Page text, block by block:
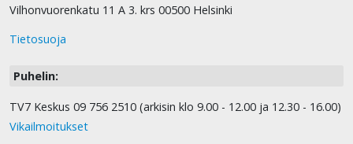
Vilhonvuorenkatu 11 A 3. krs 00500 Helsinki
Tietosuoja
Puhelin:
TV7 Keskus 09 756 2510 (arkisin klo 9.00 - 12.00 ja 12.30 - 16.00)
Vikailmoitukset